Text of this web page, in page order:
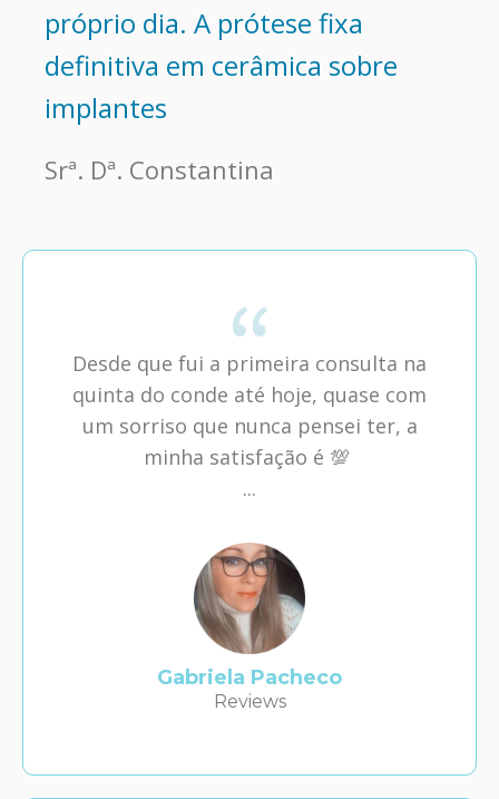
próprio dia. A prótese fixa
definitiva em cerâmica sobre
implantes
Srª. Dª. Constantina
Desde que fui a primeira consulta na
quinta do conde até hoje, quase com
um sorriso que nunca pensei ter, a
minha satisfação é 💯
...
Gabriela Pacheco
Reviews